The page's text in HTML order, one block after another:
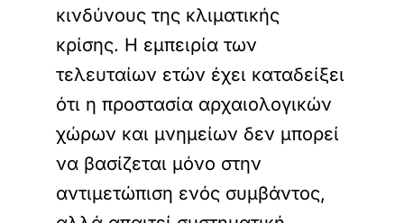
κινδύνους της κλιματικής
κρίσης. Η εμπειρία των
τελευταίων ετών έχει καταδείξει
ότι η προστασία αρχαιολογικών
χώρων και μνημείων δεν μπορεί
να βασίζεται μόνο στην
αντιμετώπιση ενός συμβάντος,